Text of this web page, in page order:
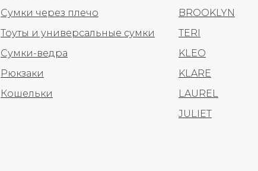
Сумки через плечо
Тоуты и универсальные сумки
Сумки-ведра
Рюкзаки
Кошельки
BROOKLYN
TERI
KLEO
KLARE
LAUREL
JULIET